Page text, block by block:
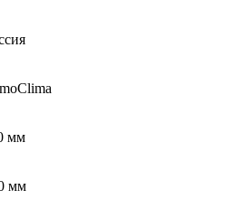
мм
мм